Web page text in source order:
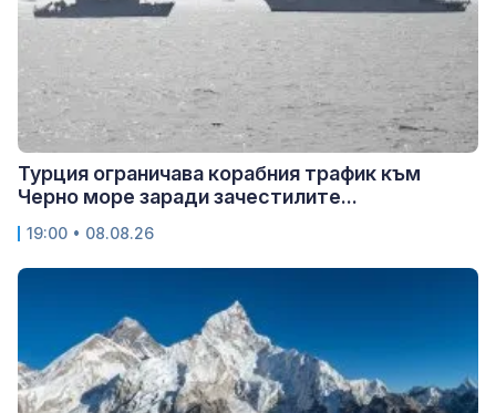
Турция ограничава корабния трафик към
Черно море заради зачестилите...
19:00 • 08.08.26